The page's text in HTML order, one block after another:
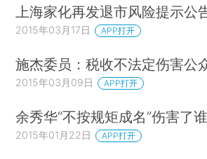
上海家化再发退市风险提示公
2015年03月17日 APP打开
施杰委员：税收不法定伤害公
2015年03月09日 APP打开
余秀华“不按规矩成名”伤害了谁
2015年01月22日 APP打开